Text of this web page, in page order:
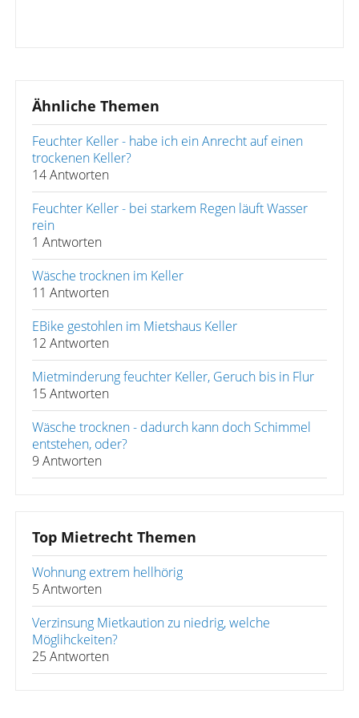
Ähnliche Themen
Feuchter Keller - habe ich ein Anrecht auf einen
trockenen Keller?
14 Antworten
Feuchter Keller - bei starkem Regen läuft Wasser
rein
1 Antworten
Wäsche trocknen im Keller
11 Antworten
EBike gestohlen im Mietshaus Keller
12 Antworten
Mietminderung feuchter Keller, Geruch bis in Flur
15 Antworten
Wäsche trocknen - dadurch kann doch Schimmel
entstehen, oder?
9 Antworten
Top Mietrecht Themen
Wohnung extrem hellhörig
5 Antworten
Verzinsung Mietkaution zu niedrig, welche
Möglihckeiten?
25 Antworten